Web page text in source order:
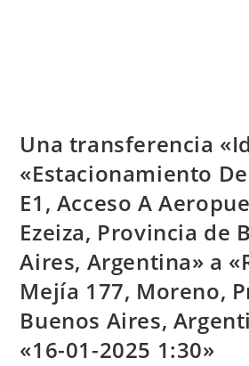
Una transferencia
«Estacionamiento
E1, Acceso A
Ezeiza, Provincia de
Aires, Argentina» a
Mejía 177, Moreno,
Buenos Aires,
«16-01-2025 1:30»